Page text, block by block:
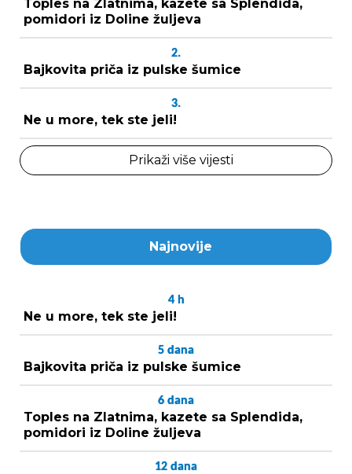
Toples na Zlatnima, kazete sa Splendida,
pomidori iz Doline žuljeva
2.
Bajkovita priča iz pulske šumice
3.
Ne u more, tek ste jeli!
Prikaži više vijesti
Najnovije
4 h
Ne u more, tek ste jeli!
5 dana
Bajkovita priča iz pulske šumice
6 dana
Toples na Zlatnima, kazete sa Splendida,
pomidori iz Doline žuljeva
12 dana